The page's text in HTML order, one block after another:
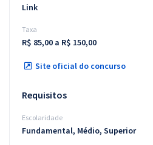
Link
Taxa
R$ 85,00 a R$ 150,00
Site oficial do concurso
Requisitos
Escolaridade
Fundamental, Médio, Superior